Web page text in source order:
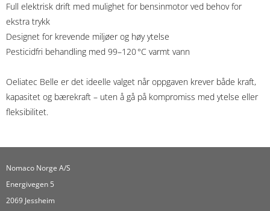
Full elektrisk drift med mulighet for bensinmotor ved behov for
ekstra trykk
Designet for krevende miljøer og høy ytelse
Pesticidfri behandling med 99–120 °C varmt vann
Oeliatec Belle er det ideelle valget når oppgaven krever både kraft,
kapasitet og bærekraft – uten å gå på kompromiss med ytelse eller
fleksibilitet.
Nomaco Norge A/S
Energivegen 5
2069 Jessheim